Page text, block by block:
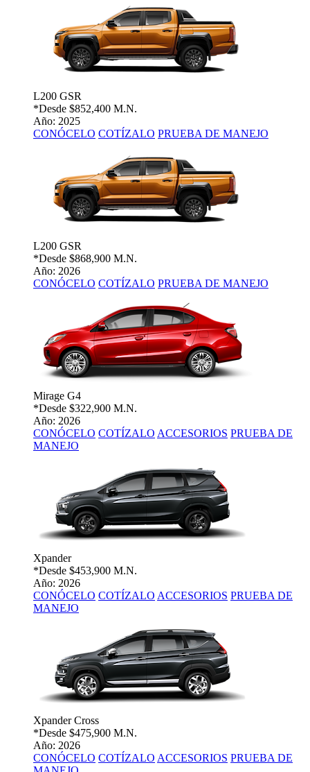
L200 GSR
*Desde $852,400 M.N.
Año: 2025
CONÓCELO COTÍZALO PRUEBA DE MANEJO
L200 GSR
*Desde $868,900 M.N.
Año: 2026
CONÓCELO COTÍZALO PRUEBA DE MANEJO
Mirage G4
*Desde $322,900 M.N.
Año: 2026
CONÓCELO COTÍZALO ACCESORIOS PRUEBA DE
MANEJO
Xpander
*Desde $453,900 M.N.
Año: 2026
CONÓCELO COTÍZALO ACCESORIOS PRUEBA DE
MANEJO
Xpander Cross
*Desde $475,900 M.N.
Año: 2026
CONÓCELO COTÍZALO ACCESORIOS PRUEBA DE